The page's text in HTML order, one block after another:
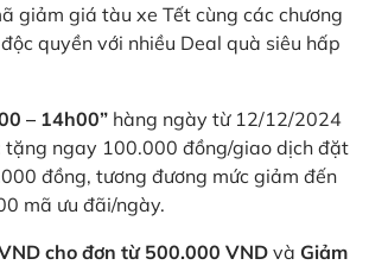
giảm giá tàu xe Tết cùng các chương
quyền với nhiều Deal quà siêu hấp
– 14h00” hàng ngày từ 12/12/2024
ngay 100.000 đồng/giao dịch đặt
đồng, tương đương mức giảm đến
mã ưu đãi/ngày.
cho đơn từ 500.000 VND và Giảm